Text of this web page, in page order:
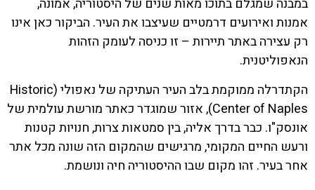
במבנה שמגלם בתוכו מאות שנים של היסטוריה, אמונה,
אמנות ואירועים דרמטיים שעיצבו את העיר. הביקור כאן אינו
רק עצירה באתר תיירות – זו כניסה לעומק הזהות
הנאפוליטנית.
הקתדרלה ממוקמת בלב העיר העתיקה של נאפולי (Historic
Center of Naples), אזור שמוגדר כאתר מורשת עולמית של
אונסק"ו. כבר בדרך אליה, בין סמטאות צרות, חנויות קטנות
ורעש החיים המקומי, מרגישים שהמקום הזה שונה מכל אתר
אחר בעיר. זהו מקום שבו ההיסטוריה חיה ונושמת.